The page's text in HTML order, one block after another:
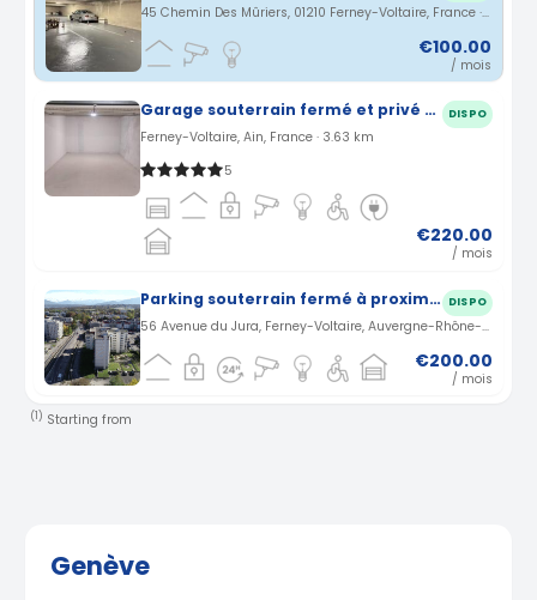
45 Chemin Des Mûriers, 01210 Ferney-Voltaire, France · 3.94 km
€100.00
/ mois
Garage souterrain fermé et privé proche de l'aéroport de Genève DISPO
Ferney-Voltaire, Ain, France · 3.63 km
5
€220.00
/ mois
Parking souterrain fermé à proximité aéroport Genève DISPO
56 Avenue du Jura, Ferney-Voltaire, Auvergne-Rhône-Alpes, France · 3.96 km
€200.00
/ mois
(1) Starting from
Genève